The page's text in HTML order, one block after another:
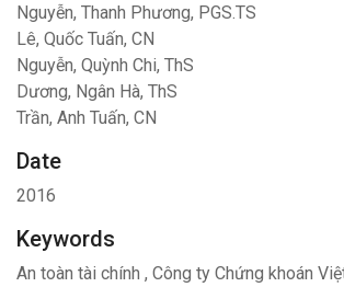
Nguyễn, Thanh Phương, PGS.TS
Lê, Quốc Tuấn, CN
Nguyễn, Quỳnh Chi, ThS
Dương, Ngân Hà, ThS
Trần, Anh Tuấn, CN
Date
2016
Keywords
An toàn tài chính , Công ty Chứng khoán